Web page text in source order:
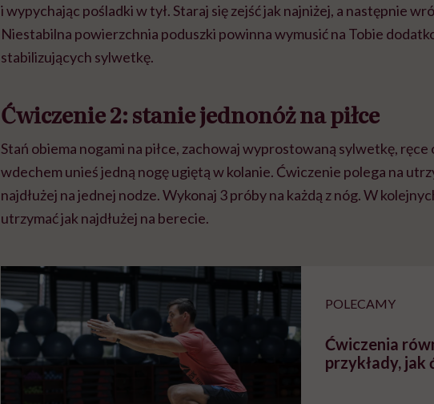
i wypychając pośladki w tył. Staraj się zejść jak najniżej, a następnie
Niestabilna powierzchnia poduszki powinna wymusić na Tobie
stabilizujących sylwetkę.
Ćwiczenie 2:stanie jednonóż na piłce
Stań obiema nogami na piłce, zachowaj wyprostowaną sylwetkę, ręce
wdechem unieś jedną nogę ugiętą w kolanie. Ćwiczenie polega na
najdłużej na jednej nodze. Wykonaj 3 próby na każdą z nóg. W
utrzymać jak najdłużej na berecie.
POLECAMY
Ćwiczenia
przykłady,